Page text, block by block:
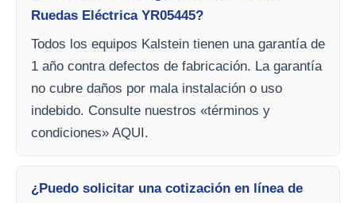
Ruedas Eléctrica YR05445?
Todos los equipos Kalstein tienen una garantía de
1 año contra defectos de fabricación. La garantía
no cubre daños por mala instalación o uso
indebido. Consulte nuestros «términos y
condiciones» AQUI.
¿Puedo solicitar una cotización en línea de